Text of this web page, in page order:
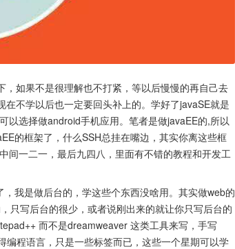
如果不是很理解也不打紧，等以后慢慢的再自己去
不学以后也一定要回头补上的。学好了javaSE就是
以选择做android手机应用。笔者是做javaEE的,所以
的框架了，什么SSH总挂在嘴边，其实你离这些框
间一二一，最后九四八，里面有不错的教程和开发工
我是做后台的，学这些个东西没啥用。其实做web的
只写后台的很少，或者说刚出来的就让你只写后台的
而不是dreamweaver 这类工具来写，手写
程语言，只是一些标签而已，这些一个星期可以学